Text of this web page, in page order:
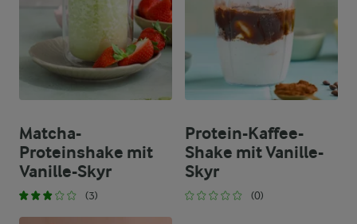
Matcha-
Proteinshake mit
Vanille-Skyr
(3)
Protein-Kaffee-
Shake mit Vanille-
Skyr
(0)